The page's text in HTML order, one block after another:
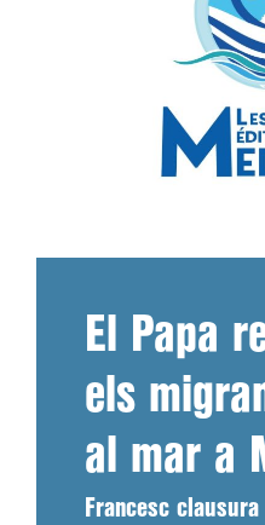
El Papa
els
al mar a
Francesc